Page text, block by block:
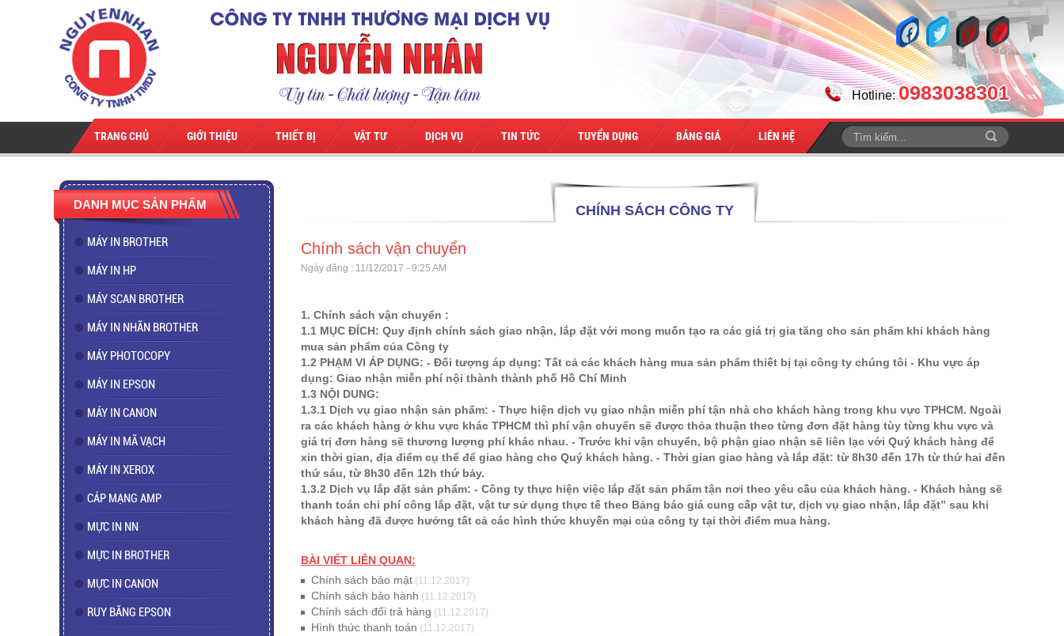
Hotline:0983038301
TRANG CHỦ GIỚI THIỆU THIẾT BỊ VẬT TƯ DỊCH VỤ TIN TỨC TUYỂN DỤNG BẢNG GIÁ LIÊN HỆ
DANH MỤC SẢN PHẨM
MÁY IN BROTHER
MÁY IN HP
MÁY SCAN BROTHER
MÁY IN NHÃN BROTHER
MÁY PHOTOCOPY
MÁY IN EPSON
MÁY IN CANON
MÁY IN MÃ VẠCH
MÁY IN XEROX
CÁP MẠNG AMP
MỰC IN NN
MỰC IN BROTHER
MỰC IN CANON
RUY BĂNG EPSON
CHÍNH SÁCH CÔNG TY
Chính sách vận chuyển
Ngày đăng : 11/12/2017 - 9:25 AM
1. Chính sách vận chuyển :
1.1 MỤC ĐÍCH: Quy định chính sách giao nhận, lắp đặt với mong muốn tạo ra các giá trị gia tăng cho sản phẩm khi khách hàng
mua sản phẩm của Công ty
1.2 PHẠM VI ÁP DỤNG: - Đối tượng áp dụng: Tất cả các khách hàng mua sản phẩm thiết bị tại công ty chúng tôi - Khu vực áp
dụng: Giao nhận miễn phí nội thành thành phố Hồ Chí Minh
1.3 NỘI DUNG:
1.3.1 Dịch vụ giao nhận sản phẩm: - Thực hiện dịch vụ giao nhận miễn phí tận nhà cho khách hàng trong khu vực TPHCM. Ngoài
ra các khách hàng ở khu vực khác TPHCM thì phí vận chuyển sẽ được thỏa thuận theo từng đơn đặt hàng tùy từng khu vực và
giá trị đơn hàng sẽ thương lượng phí khác nhau. - Trước khi vận chuyển, bộ phận giao nhận sẽ liên lạc với Quý khách hàng để
xin thời gian, địa điểm cụ thể để giao hàng cho Quý khách hàng. - Thời gian giao hàng và lắp đặt: từ 8h30 đến 17h từ thứ hai đến
thứ sáu, từ 8h30 đến 12h thứ bảy.
1.3.2 Dịch vụ lắp đặt sản phẩm: - Công ty thực hiện việc lắp đặt sản phẩm tận nơi theo yêu cầu của khách hàng. - Khách hàng sẽ
thanh toán chi phí công lắp đặt, vật tư sử dụng thực tế theo Bảng báo giá cung cấp vật tư, dịch vụ giao nhận, lắp đặt” sau khi
khách hàng đã được hưởng tất cả các hình thức khuyến mại của công ty tại thời điểm mua hàng.
BÀI VIẾT LIÊN QUAN:
Chính sách bảo mật(11.12.2017)
Chính sách bảo hành (11.12.2017)
Chính sách đổi trả hàng (11.12.2017)
Hình thức thanh toán (11.12.2017)